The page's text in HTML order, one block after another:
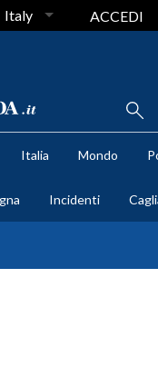
Italy ACCEDI
Italia Mondo
Incidenti